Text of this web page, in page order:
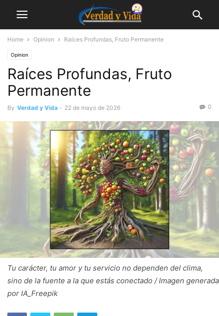
Home Opinion Raíces Profundas, Fruto Permanente
Opinion
Raíces Profundas, Fruto
Permanente
By Verdad y Vida - 22 de mayo de 2026 0
Tu carácter, tu amor y tu servicio no dependen del clima,
sino de la fuente a la que estás conectado / Imagen generada
por IA_Freepik